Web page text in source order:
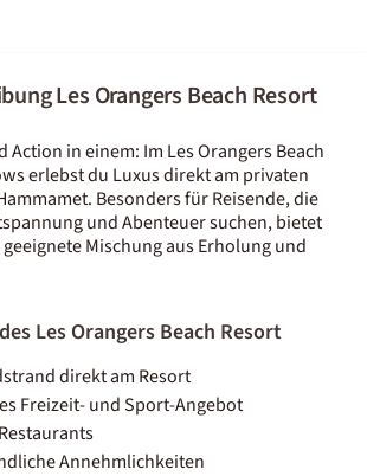
Les Orangers Beach Resort
in einem: Im Les Orangers Beach
erlebst du Luxus direkt am privaten
Besonders für Reisende, die
und Abenteuer suchen, bietet
Mischung aus Erholung und
Les Orangers Beach Resort
direkt am Resort
Freizeit- und Sport-Angebot
Annehmlichkeiten